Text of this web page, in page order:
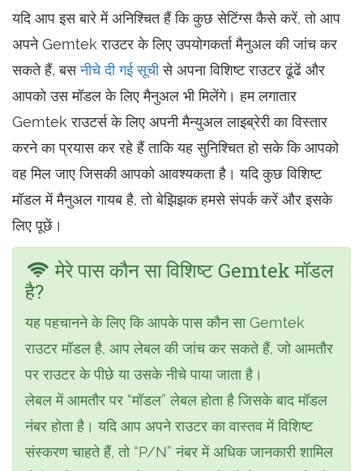
यदि आप इस बारे में अनिश्चित हैं कि कुछ सेटिंग्स कैसे करें, तो आप
अपने Gemtek राउटर के लिए उपयोगकर्ता मैनुअल की जांच कर
सकते हैं, बसनीचे दी गई सूचीसे अपना विशिष्ट राउटर ढूंढें और
आपको उस मॉडल के लिए मैनुअल भी मिलेंगे। हम लगातार
Gemtek राउटर्स के लिए अपनी मैन्युअल लाइब्रेरी का विस्तार
करने का प्रयास कर रहे हैं ताकि यह सुनिश्चित हो सके कि आपको
वह मिल जाए जिसकी आपको आवश्यकता है। यदि कुछ विशिष्ट
मॉडल में मैनुअल गायब है, तो बेझिझक हमसे संपर्क करें और इसके
लिए पूछें।
मेरे पास कौन सा विशिष्ट Gemtek मॉडल
है?
यह पहचानने के लिए कि आपके पास कौन सा Gemtek
राउटर मॉडल है, आप लेबल की जांच कर सकते हैं, जो आमतौर
पर राउटर के पीछे या उसके नीचे पाया जाता है।
लेबल में आमतौर पर “मॉडल” लेबल होता है जिसके बाद मॉडल
नंबर होता है। यदि आप अपने राउटर का वास्तव में विशिष्ट
संस्करण चाहते हैं, तो “P/N” नंबर में अधिक जानकारी शामिल